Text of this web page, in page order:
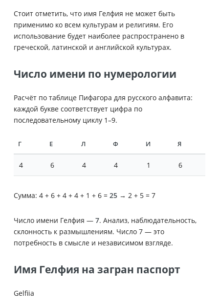
Стоит отметить, что имя Гелфия не может быть
применимо ко всем культурам и религиям. Его
использование будет наиболее распространено в
греческой, латинской и английской культурах.
Число имени по нумерологии
Расчёт по таблице Пифагора для русского алфавита:
каждой букве соответствует цифра по
последовательному циклу 1–9.
Г Е Л Ф И Я
4 6 4 4 1 6
Сумма: 4 + 6 + 4 + 4 + 1 + 6 = 25 → 2 + 5 = 7
Число имени Гелфия — 7. Анализ, наблюдательность,
склонность к размышлениям. Число 7 — это
потребность в смысле и независимом взгляде.
Имя Гелфия на загран паспорт
Gelfiia